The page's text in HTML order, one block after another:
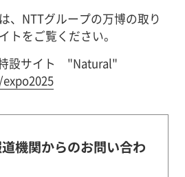
、NTTグループの万博の取り
トをご覧ください。
設サイト "Natural"
機関からのお問い合わ